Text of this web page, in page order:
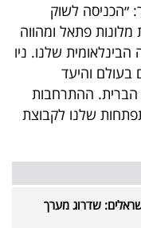
״הכניסה לשוק
פתאל ומהווה
שלנו. ניו
בעולם והיעד
הברית. ההתרחבות
שלנו לקבוצת
שדרוג מערך